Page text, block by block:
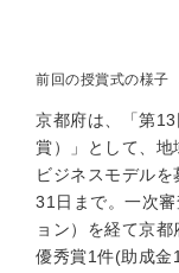
前回の授賞式の様子
京都府は、「第
賞）」として、
ビジネスモデル
31日まで。一次
ョン）を経て京
優秀賞1件(助成金